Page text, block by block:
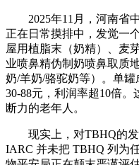
2025年11月，河南省中
正在日常摸排中，发觉一
屋用植脂末（奶精）、麦
业喷鼻精伪制奶喷鼻取质
奶/羊奶/骆驼奶等）。单
30-88元，利润率超10倍
断力的老年人。
现实上，对TBHQ的发
IARC 并未把 TBHQ 列为